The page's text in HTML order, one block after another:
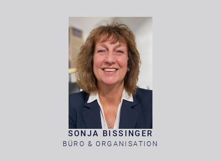
SONJA BISSINGER
BÜRO & ORGANISATION